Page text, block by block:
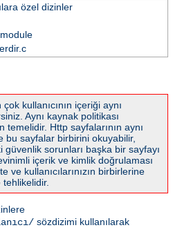
özel dizinler
kullanıcının içeriği aynı
Aynı kaynak politikası
Http sayfalarının aynı
bu sayfalar birbirini okuyabilir,
sorunları başka bir sayfayı
içerik ve kimlik doğrulaması
ve kullanıcılarınızın birbirlerine
sözdizimi kullanılarak